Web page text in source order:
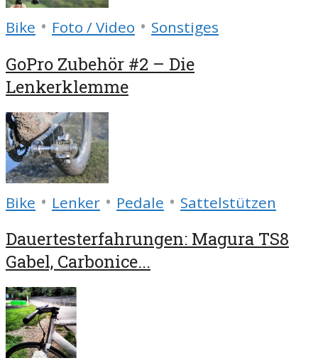
Bike • Foto / Video • Sonstiges
GoPro Zubehör #2 – Die
Lenkerklemme
Bike • Lenker • Pedale • Sattelstützen
Dauertesterfahrungen: Magura TS8
Gabel, Carbonice...